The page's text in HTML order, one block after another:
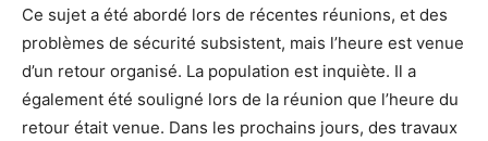
Ce sujet a été abordé lors de récentes réunions, et des
problèmes de sécurité subsistent, mais l’heure est venue
d’un retour organisé. La population est inquiète. Il a
également été souligné lors de la réunion que l’heure du
retour était venue. Dans les prochains jours, des travaux